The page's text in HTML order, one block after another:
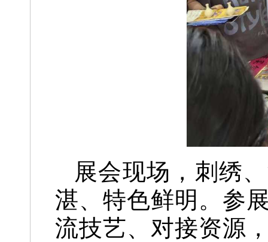
展会现场，刺绣
湛、特色鲜明。参
流技艺、对接资源